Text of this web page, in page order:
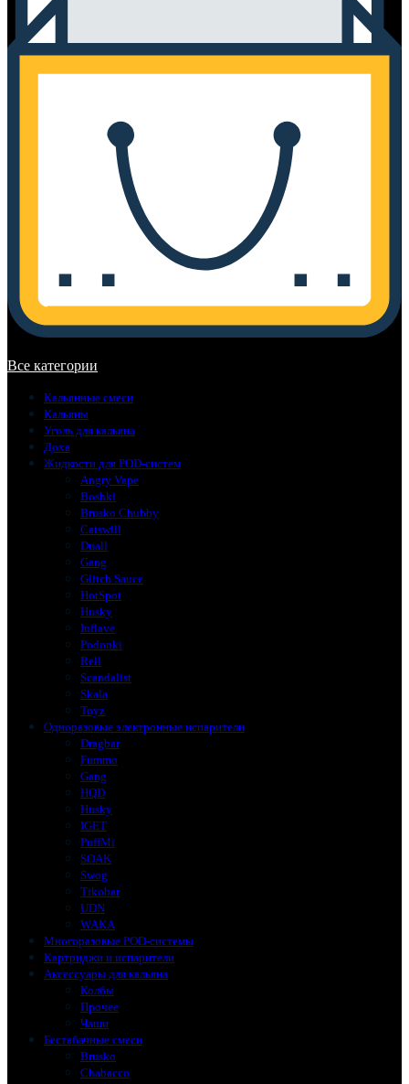
Все категории
Кальянные смеси
Кальяны
Уголь для кальяна
Доха
Жидкости для POD-систем
Angry Vape
Boshki
Brusko Chubby
Catswill
Duall
Gang
Glitch Sauce
HotSpot
Husky
Inflave
Podonki
Rell
Scandalist
Skala
Toyz
Одноразовые электронные испарители
Dragbar
Fummo
Gang
HQD
Husky
IGET
PuffMi
SOAK
Swog
Tikobar
UDN
WAKA
Многоразовые POD-системы
Картриджи и испарители
Аксессуары для кальяна
Колбы
Прочее
Чаши
Бестабачные смеси
Brusko
Chabacco